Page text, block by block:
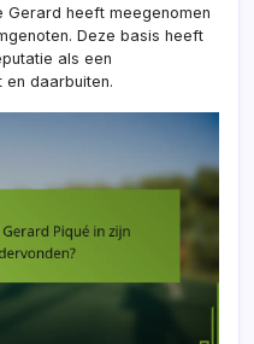
heeft meegenomen
Deze basis heeft
als een
daarbuiten.